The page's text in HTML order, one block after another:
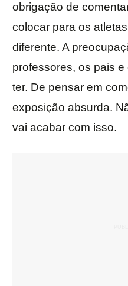
obrigação de
colocar para os
diferente. A
professores, os pais
ter. De pensar em
exposição absurda.
vai acabar com isso.